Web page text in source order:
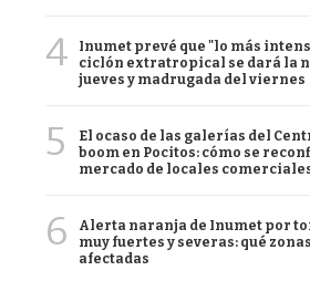
4
Inumet prevé que "lo más
ciclón extratropical se dará la
jueves y madrugada del viernes
5
El ocaso de las galerías del
boom en Pocitos: cómo se
mercado de locales
6
Alerta naranja de Inumet por
muy fuertes y severas: qué
afectadas